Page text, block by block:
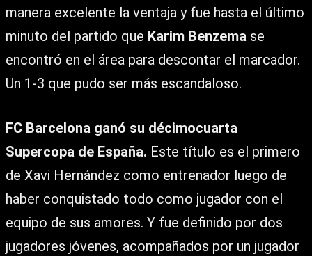
manera excelente la ventaja y fue hasta el último
minuto del partido que Karim Benzema se
encontró en el área para descontar el marcador.
Un 1-3 que pudo ser más escandaloso.
FC Barcelona ganó su décimocuarta
Supercopa de España. Este título es el primero
de Xavi Hernández como entrenador luego de
haber conquistado todo como jugador con el
equipo de sus amores. Y fue definido por dos
jugadores jóvenes, acompañados por un jugador